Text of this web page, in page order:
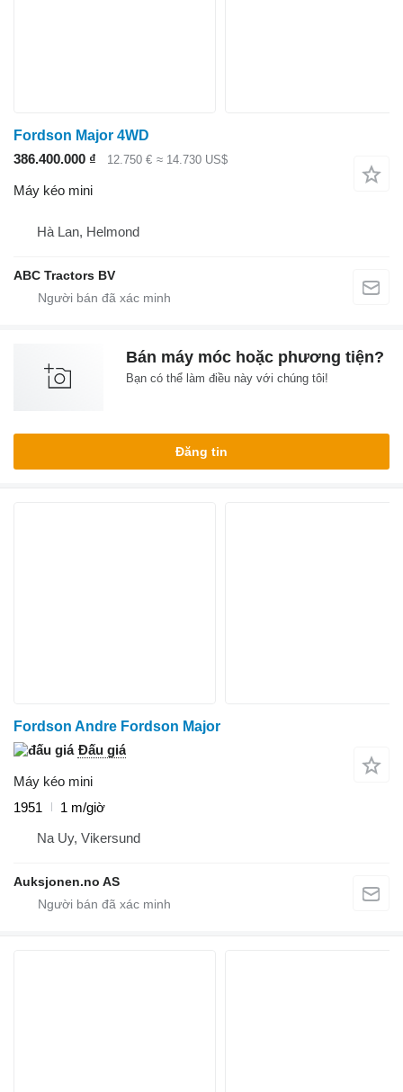
Fordson Major 4WD
386.400.000 ₫
12.750 € ≈ 14.730 US$
Máy kéo mini
Hà Lan, Helmond
ABC Tractors BV
Bán máy móc hoặc phương tiện?
Bạn có thể làm điều này với chúng tôi!
Đăng tin
Fordson Andre Fordson Major
Đấu giá
Máy kéo mini
1951
1 m/giờ
Na Uy, Vikersund
Auksjonen.no AS